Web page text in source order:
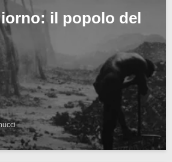
il popolo del